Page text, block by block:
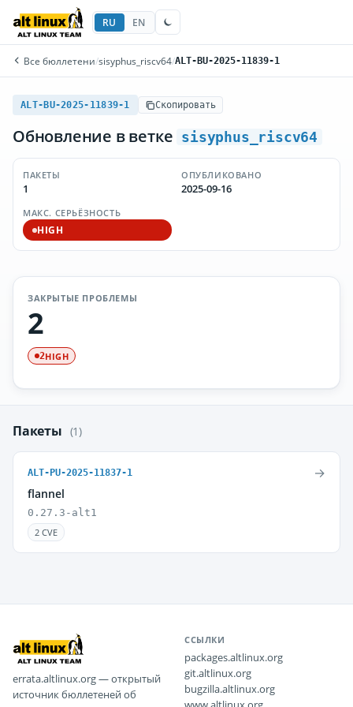
RU EN
Все бюллетени/sisyphus_riscv64/ALT-BU-2025-11839-1
ALT-BU-2025-11839-1 Скопировать
Обновление в ветке sisyphus_riscv64
ПАКЕТЫ
1
ОПУБЛИКОВАНО
2025-09-16
МАКС. СЕРЬЁЗНОСТЬ
HIGH
ЗАКРЫТЫЕ ПРОБЛЕМЫ
2
2HIGH
Пакеты (1)
ALT-PU-2025-11837-1
flannel
0.27.3-alt1
2 CVE
→
errata.altlinux.org — открытый
источник бюллетеней об
ССЫЛКИ
packages.altlinux.org
git.altlinux.org
bugzilla.altlinux.org